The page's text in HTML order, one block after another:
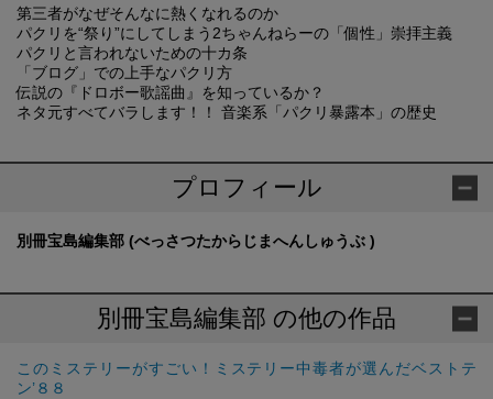
第三者がなぜそんなに熱くなれるのか
パクリを“祭り”にしてしまう2ちゃんねらーの「個性」崇拝主義
パクリと言われないための十カ条
「ブログ」での上手なパクリ方
伝説の『ドロボー歌謡曲』を知っているか？
ネタ元すべてバラします！！ 音楽系「パクリ暴露本」の歴史
プロフィール
別冊宝島編集部 (べっさつたからじまへんしゅうぶ )
別冊宝島編集部 の他の作品
このミステリーがすごい！ミステリー中毒者が選んだベストテ
ン’８８